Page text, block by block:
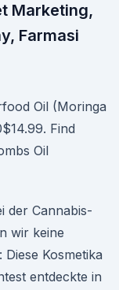
Marketing,
Farmasi
Oil (Moringa
Find
Oil
der Cannabis-
wir keine
Kosmetika
entdeckte in